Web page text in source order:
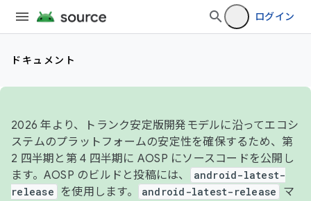
ログイン
ドキュメント
2026 年より、トランク安定版開発モデルに沿ってエコシ
ステムのプラットフォームの安定性を確保するため、第
2 四半期と第 4 四半期に AOSP にソースコードを公開し
ます。AOSP のビルドと投稿には、
android-latest-
release
を使用します。 android-latest-release
マ